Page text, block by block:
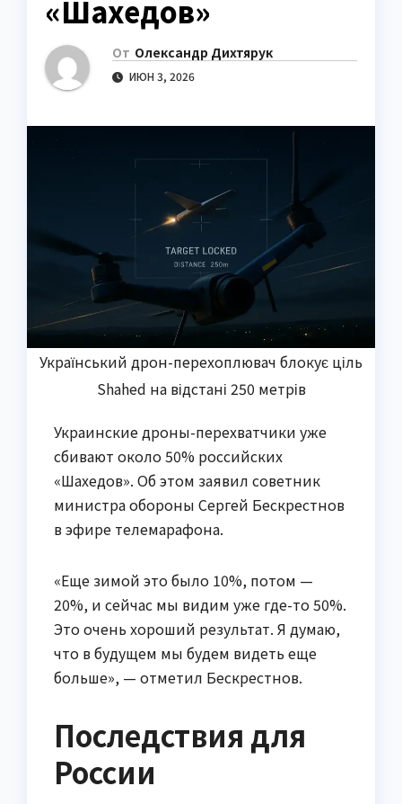
«Шахедов»
От Олександр Дихтярук
ИЮН 3, 2026
Український дрон-перехоплювач блокує ціль
Shahed на відстані 250 метрів
Украинские дроны-перехватчики уже
сбивают около 50% российских
«Шахедов». Об этом заявил советник
министра обороны Сергей Бескрестнов
в эфире телемарафона.
«Еще зимой это было 10%, потом —
20%, и сейчас мы видим уже где-то 50%.
Это очень хороший результат. Я думаю,
что в будущем мы будем видеть еще
больше», — отметил Бескрестнов.
Последствия для
России